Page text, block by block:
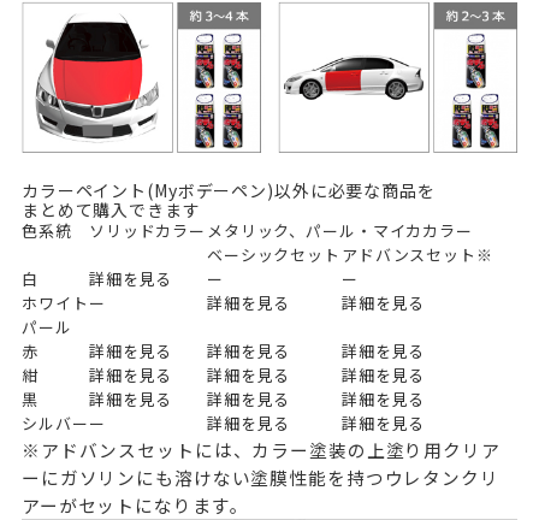
カラーペイント(Myボデーペン)以外に必要な商品を
まとめて購入できます
色系統 ソリッドカラー メタリック、パール・マイカカラー
ベーシックセット アドバンスセット※
白
詳細を見る ー
ー
ホワイト
パール
ー 詳細を見る 詳細を見る
赤 詳細を見る 詳細を見る
詳細を見る
紺
詳細を見る 詳細を見る
詳細を見る
黒
詳細を見る 詳細を見る
詳細を見る
シルバーー 詳細を見る 詳細を見る
※アドバンスセットには、カラー塗装の上塗り用クリア
ーにガソリンにも溶けない塗膜性能を持つウレタンクリ
アーがセットになります。